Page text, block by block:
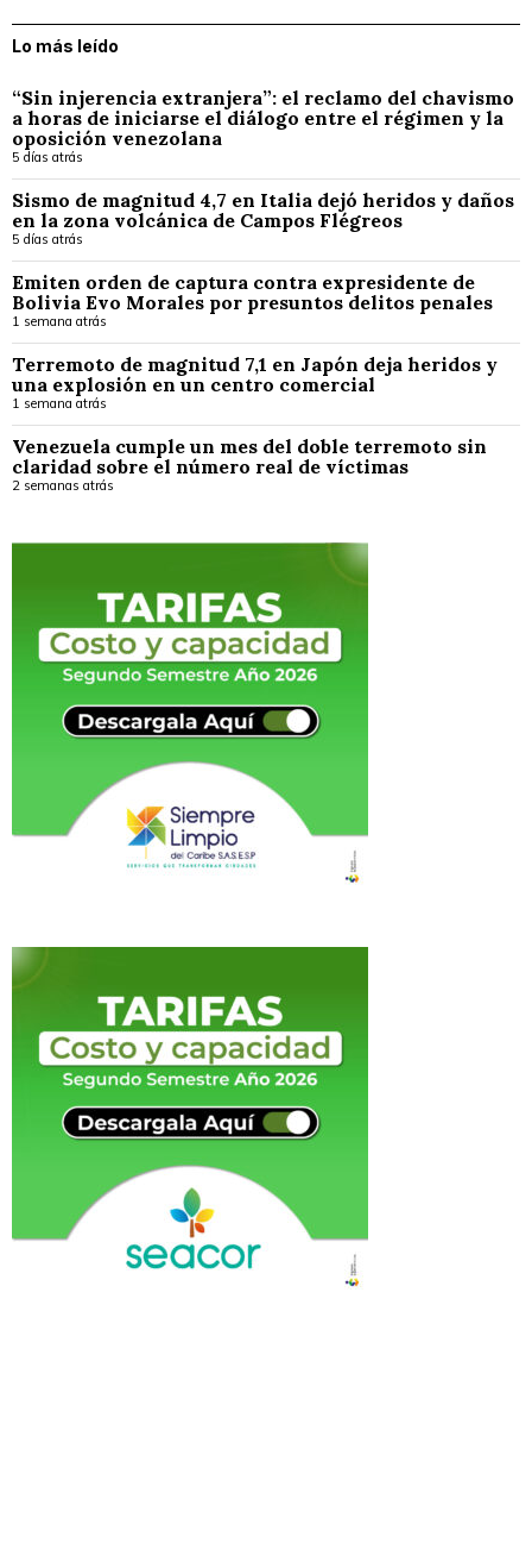
Lo más leído
“Sin injerencia extranjera”: el reclamo del chavismo
a horas de iniciarse el diálogo entre el régimen y la
oposición venezolana
5 días atrás
Sismo de magnitud 4,7 en Italia dejó heridos y daños
en la zona volcánica de Campos Flégreos
5 días atrás
Emiten orden de captura contra expresidente de
Bolivia Evo Morales por presuntos delitos penales
1 semana atrás
Terremoto de magnitud 7,1 en Japón deja heridos y
una explosión en un centro comercial
1 semana atrás
Venezuela cumple un mes del doble terremoto sin
claridad sobre el número real de víctimas
2 semanas atrás